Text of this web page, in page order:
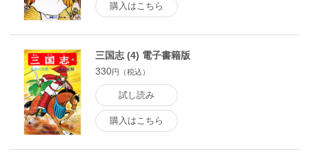
購入はこちら
三国志 (4) 電子書籍版
330円（税込）
試し読み
購入はこちら